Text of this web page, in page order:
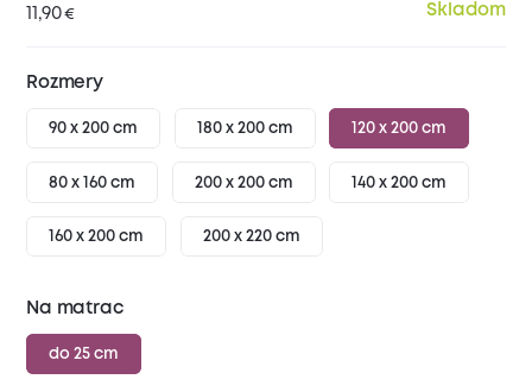
11,90€ Skladom
Rozmery
90 x 200 cm 180 x 200 cm 120 x 200 cm
80 x 160 cm 200 x 200 cm 140 x 200 cm
160 x 200 cm 200 x 220 cm
Na matrac
do 25 cm